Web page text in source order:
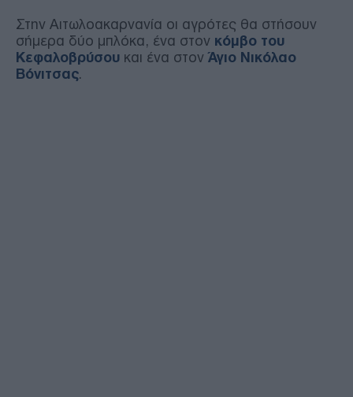
Στην Αιτωλοακαρνανία οι αγρότες θα στήσουν
σήμερα δύο μπλόκα, ένα στον κόμβο του
Κεφαλοβρύσου και ένα στονΆγιο Νικόλαο
Βόνιτσας.